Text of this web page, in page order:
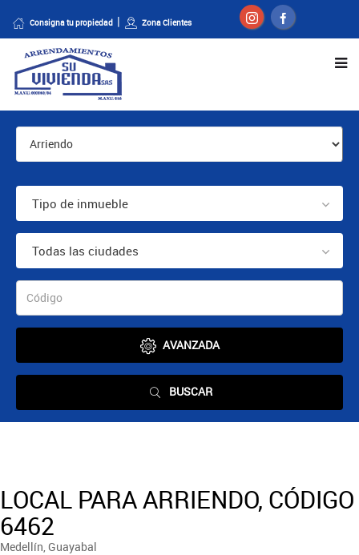
Consigna tu propiedad Zona Clientes
Tipo de inmueble
Todas las ciudades
AVANZADA
BUSCAR
LOCAL PARA ARRIENDO, CÓDIGO
6462
Medellín, Guayabal